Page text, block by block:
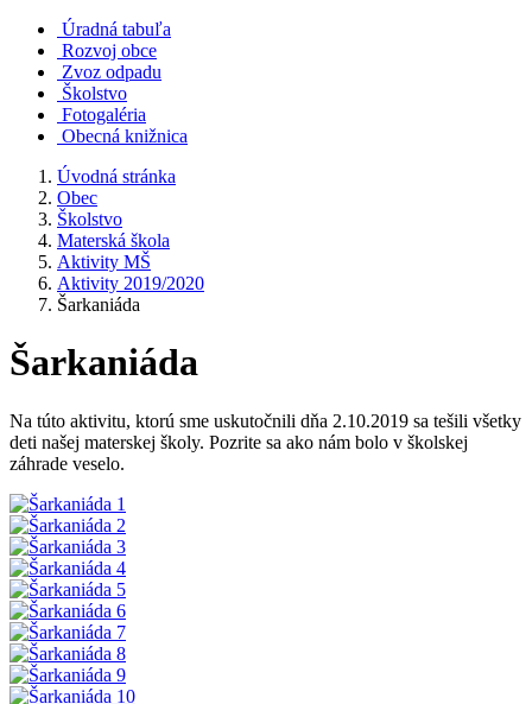
Úradná tabuľa
Rozvoj obce
Zvoz odpadu
Školstvo
Fotogaléria
Obecná knižnica
Úvodná stránka
Obec
Školstvo
Materská škola
Aktivity MŠ
Aktivity 2019/2020
Šarkaniáda
Šarkaniáda
Na túto aktivitu, ktorú sme uskutočnili dňa 2.10.2019 sa tešili všetky
deti našej materskej školy. Pozrite sa ako nám bolo v školskej
záhrade veselo.